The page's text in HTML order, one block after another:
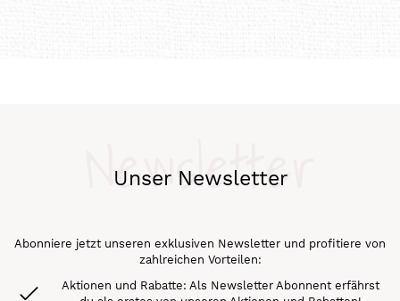
Unser Newsletter
Newsletter
Abonniere jetzt unseren exklusiven Newsletter und profitiere von
zahlreichen Vorteilen:
Aktionen und Rabatte: Als Newsletter Abonnent erfährst